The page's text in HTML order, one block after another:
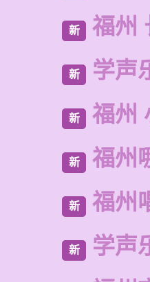
新 福州
新 学声
新 福州
新 福州
新 福州
新
学声